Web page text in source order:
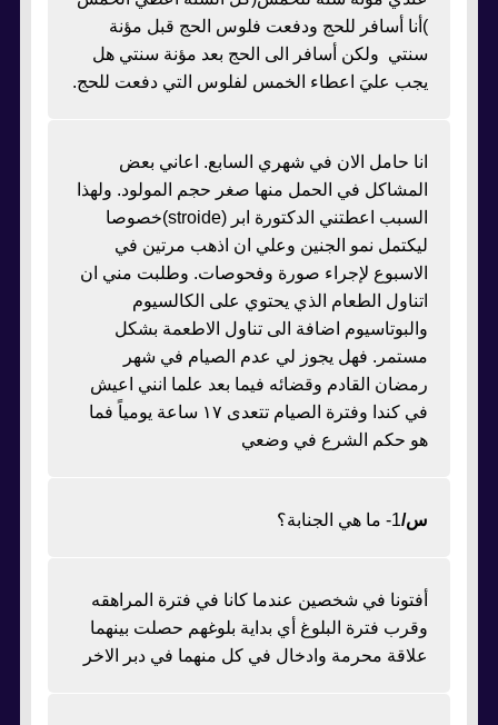
)أنا أسافر للحج ودفعت فلوس الحج قبل مؤنة
سنتي ولكن أسافر الى الحج بعد مؤنة سنتي هل
يجب عليَ اعطاء الخمس لفلوس التي دفعت للحج.
انا حامل الان في شهري السابع. اعاني بعض
المشاكل في الحمل منها صغر حجم المولود. ولهذا
السبب اعطتني الدكتورة ابر (stroide)خصوصا
ليكتمل نمو الجنين وعلي ان اذهب مرتين في
الاسبوع لإجراء صورة وفحوصات. وطلبت مني ان
اتناول الطعام الذي يحتوي على الكالسيوم
والبوتاسيوم اضافة الى تناول الاطعمة بشكل
مستمر. فهل يجوز لي عدم الصيام في شهر
رمضان القادم وقضائه فيما بعد علما انني اعيش
في كندا وفترة الصيام تتعدى ١٧ ساعة يومياً فما
هو حكم الشرع في وضعي
س/1- ما هي الجنابة؟
أفتونا في شخصين عندما كانا في فترة المراهقه
وقرب فترة البلوغ أي بداية بلوغهم حصلت بينهما
علاقة محرمة وادخال في كل منهما في دبر الاخر